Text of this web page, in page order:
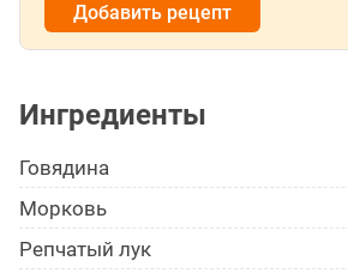
Добавить рецепт
Ингредиенты
Говядина
Морковь
Репчатый лук